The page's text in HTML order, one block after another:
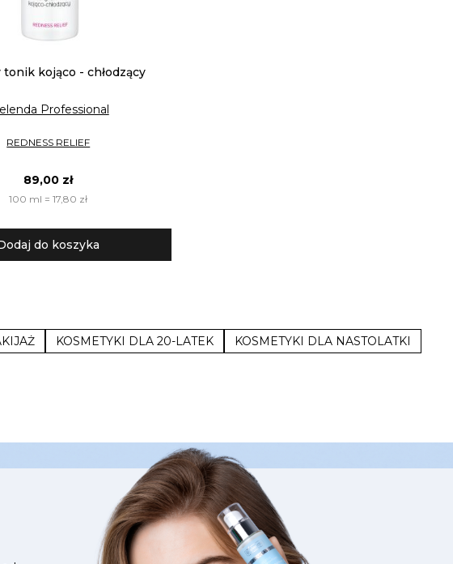
tonik kojąco - chłodzący
Professional
REDNESS RELIEF
89,00 zł
100 ml = 17,80 zł
do koszyka
KOSMETYKI DLA 20-LATEK
KOSMETYKI DLA NASTOLATKI